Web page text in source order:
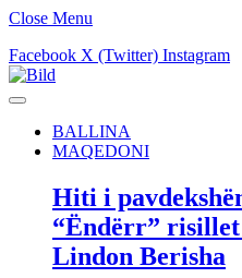
Close Menu
Facebook X (Twitter) Instagram
BALLINA
MAQEDONI
Hiti i
“Ëndërr”
Lindon Berisha